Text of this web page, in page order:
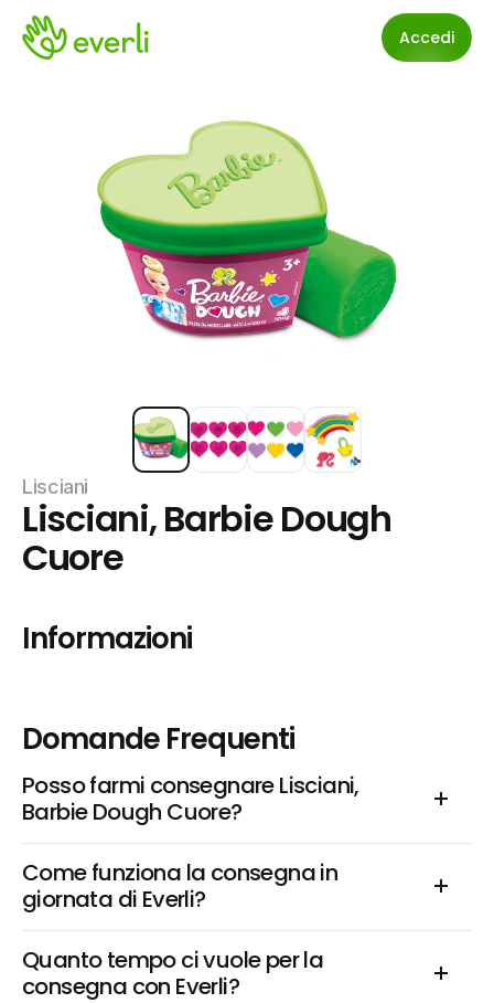
Accedi
Lisciani
Lisciani, Barbie Dough
Cuore
Informazioni
Domande Frequenti
Posso farmi consegnare Lisciani,
Barbie Dough Cuore?
Come funziona la consegna in
giornata di Everli?
Quanto tempo ci vuole per la
consegna con Everli?